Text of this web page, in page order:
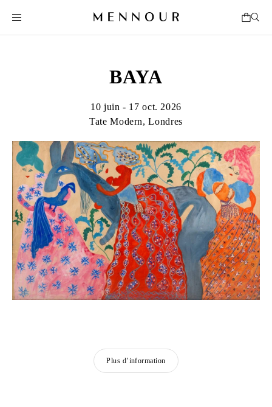
BAYA
10 juin - 17 oct. 2026
Tate Modern, Londres
Plus d’information